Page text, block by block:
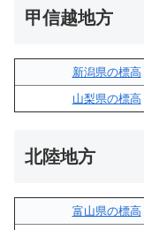
甲信越地方
新潟県の標高
山梨県の標高
北陸地方
富山県の標高